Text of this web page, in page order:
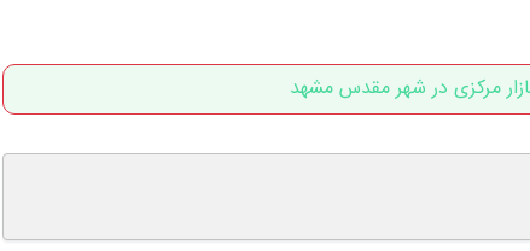
مرکزی در شهر مقدس مشهد